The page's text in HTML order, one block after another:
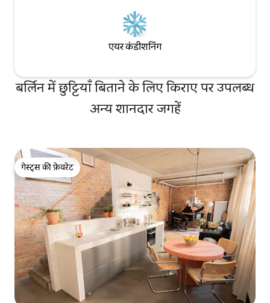
एयर कंडीशनिंग
बर्लिन में छुट्टियाँ बिताने के लिए किराए पर उपलब्ध
अन्य शानदार जगहें
गेस्ट्स की फ़ेवरेट
गेस्ट्स की फ़ेवरेट